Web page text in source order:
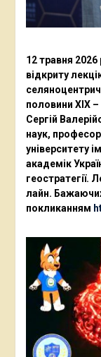
12 травня
відкриту
половини ХІХ
Сергій
наук,
університету
академік
геостратегії.
лайн.
покликанням